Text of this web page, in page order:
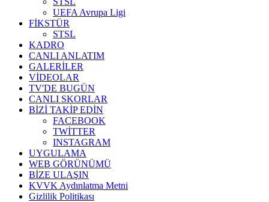
UEFA Avrupa Ligi
FİKSTÜR
STSL
KADRO
CANLI ANLATIM
GALERİLER
VİDEOLAR
TV'DE BUGÜN
CANLI SKORLAR
BİZİ TAKİP EDİN
FACEBOOK
TWİTTER
INSTAGRAM
UYGULAMA
WEB GÖRÜNÜMÜ
BİZE ULAŞIN
KVVK Aydınlatma Metni
Gizlilik Politikası